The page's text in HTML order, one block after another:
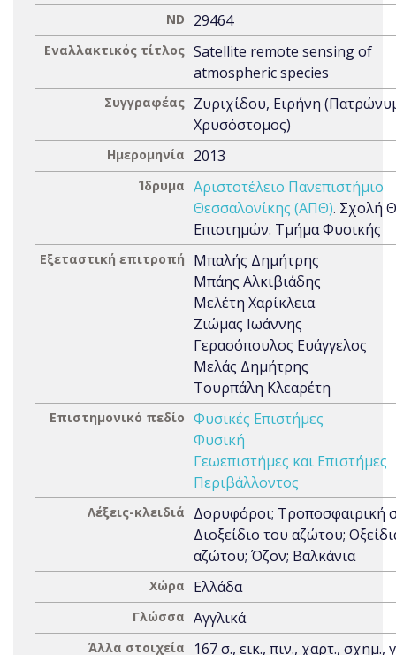
ND 29464
Εναλλακτικός τίτλος Satellite remote sensing of
atmospheric species
Συγγραφέας Ζυριχίδου, Ειρήνη
Χρυσόστομος)
Ημερομηνία 2013
Ίδρυμα Αριστοτέλειο Πανεπιστήμιο
Θεσσαλονίκης (ΑΠΘ). Σχολή
Επιστημών. Τμήμα Φυσικής
Εξεταστική επιτροπή
Μπαλής Δημήτρης
Μπάης Αλκιβιάδης
Μελέτη Χαρίκλεια
Ζιώμας Ιωάννης
Γερασόπουλος Ευάγγελος
Μελάς Δημήτρης
Τουρπάλη Κλεαρέτη
Επιστημονικό πεδίο Φυσικές Επιστήμες
Φυσική
Γεωεπιστήμες και Επιστήμες
Περιβάλλοντος
Λέξεις-κλειδιά
Δορυφόροι; Τροποσφαιρική
Διοξείδιο του αζώτου;
αζώτου; Όζον; Βαλκάνια
Χώρα Ελλάδα
Γλώσσα Αγγλικά
Άλλα στοιχεία 167 σ., εικ., πιν., χαρτ., σχημ.,